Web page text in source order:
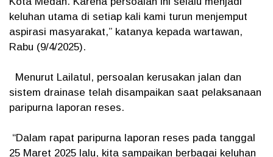
keluhan utama di setiap kali kami turun menjemput
aspirasi masyarakat,” katanya kepada wartawan,
Rabu (9/4/2025).
Menurut Lailatul, persoalan kerusakan jalan dan
sistem drainase telah disampaikan saat pelaksanaan
paripurna laporan reses.
“Dalam rapat paripurna laporan reses pada tanggal
25 Maret 2025 lalu, kita sampaikan berbagai keluhan